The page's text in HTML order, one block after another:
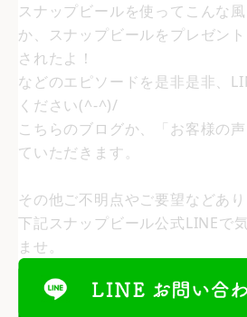
スナップビールを使ってこんな
か、スナップビールをプレゼン
されたよ！
などのエピソードを是非是非、
ください(^-^)/
こちらのブログか、「お客様の
ていただきます。
その他ご不明点やご要望などあ
下記スナップビール公式LINEで
ませ。